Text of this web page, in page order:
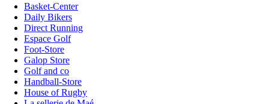
Basket-Center
Daily Bikers
Direct Running
Espace Golf
Foot-Store
Galop Store
Golf and co
Handball-Store
House of Rugby